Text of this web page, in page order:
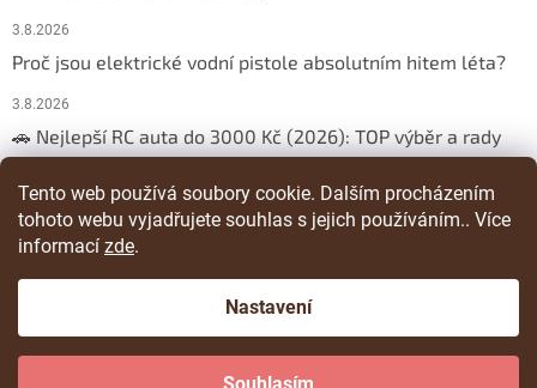
Tento web používá soubory cookie. Dalším procházením
tohoto webu vyjadřujete souhlas s jejich používáním.. Více
informací zde.
Nastavení
3.8.2026
Proč jsou elektrické vodní pistole absolutním hitem léta?
3.8.2026
🚗 Nejlepší RC auta do 3000 Kč (2026): TOP výběr a rady
ARCHIV
Vytvořil Shoptet